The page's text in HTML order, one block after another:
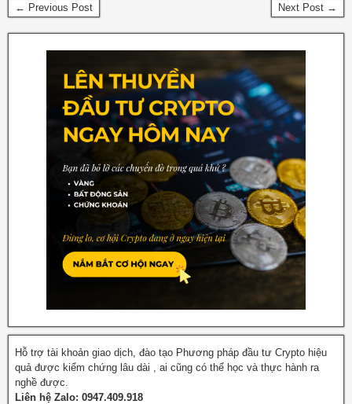
← Previous Post Next Post →
Hỗ trợ tài khoản giao dịch, đào tạo Phương pháp đầu tư Crypto hiệu
quả được kiểm chứng lâu dài , ai cũng có thể học và thực hành ra
nghề được.
Liên hệ Zalo: 0947.409.918